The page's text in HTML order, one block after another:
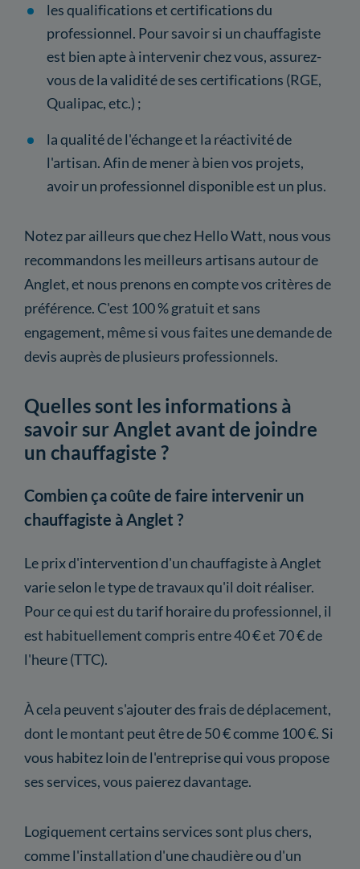
les qualifications et certifications du
professionnel. Pour savoir si un chauffagiste
est bien apte à intervenir chez vous, assurez-
vous de la validité de ses certifications (RGE,
Qualipac, etc.) ;
la qualité de l'échange et la réactivité de
l'artisan. Afin de mener à bien vos projets,
avoir un professionnel disponible est un plus.
Notez par ailleurs que chez Hello Watt, nous vous
recommandons les meilleurs artisans autour de
Anglet, et nous prenons en compte vos critères de
préférence. C'est 100 % gratuit et sans
engagement, même si vous faites une demande de
devis auprès de plusieurs professionnels.
Quelles sont les informations à
savoir sur Anglet avant de joindre
un chauffagiste ?
Combien ça coûte de faire intervenir un
chauffagiste à Anglet ?
Le prix d'intervention d'un chauffagiste à Anglet
varie selon le type de travaux qu'il doit réaliser.
Pour ce qui est du tarif horaire du professionnel, il
est habituellement compris entre 40 € et 70 € de
l'heure (TTC).
À cela peuvent s'ajouter des frais de déplacement,
dont le montant peut être de 50 € comme 100 €. Si
vous habitez loin de l'entreprise qui vous propose
ses services, vous paierez davantage.
Logiquement certains services sont plus chers,
comme l'installation d'une chaudière ou d'un